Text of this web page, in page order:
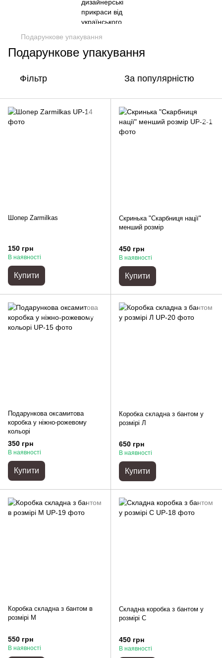
Подарункове упакування
Подарункове упакування
Фільтр За популярністю
Шопер Zarmilkas
150 грн
В наявності
Купити
Скринька "Скарбниця нації"
менший розмір
450 грн
В наявності
Купити
Подарункова оксамитова
коробка у ніжно-рожевому
кольорі
350 грн
В наявності
Купити
Коробка складна з бантом у
розмірі Л
650 грн
В наявності
Купити
Коробка складна з бантом в
розмірі М
550 грн
В наявності
Cкладна коробка з бантом у
розмірі С
450 грн
В наявності